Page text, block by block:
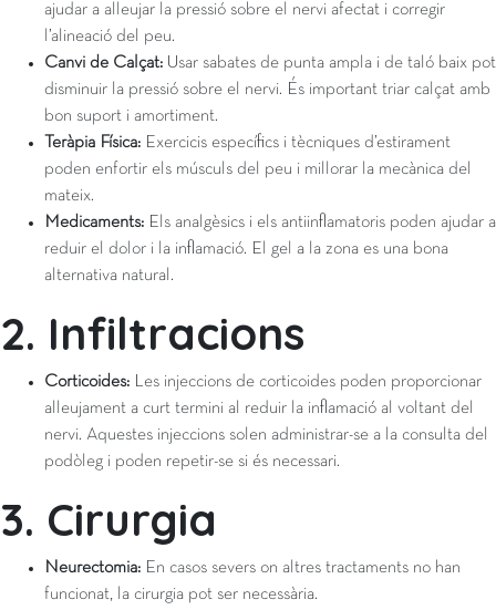
ajudar a alleujar la pressió sobre el nervi afectat i corregir
l’alineació del peu.
Canvi de Calçat: Usar sabates de punta ampla i de taló baix pot
disminuir la pressió sobre el nervi. És important triar calçat amb
bon suport i amortiment.
Teràpia Física: Exercicis específics i tècniques d’estirament
poden enfortir els músculs del peu i millorar la mecànica del
mateix.
Medicaments: Els analgèsics i els antiinflamatoris poden ajudar a
reduir el dolor i la inflamació. El gel a la zona es una bona
alternativa natural.
2. Infiltracions
Corticoides: Les injeccions de corticoides poden proporcionar
alleujament a curt termini al reduir la inflamació al voltant del
nervi. Aquestes injeccions solen administrar-se a la consulta del
podòleg i poden repetir-se si és necessari.
3. Cirurgia
Neurectomia: En casos severs on altres tractaments no han
funcionat, la cirurgia pot ser necessària.